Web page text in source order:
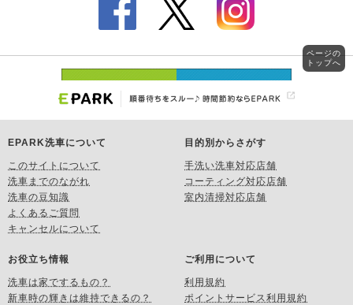
EPARK洗車について
このサイトについて
洗車までのながれ
洗車の豆知識
よくあるご質問
キャンセルについて
目的別からさがす
手洗い洗車対応店舗
コーティング対応店舗
室内清掃対応店舗
お役立ち情報
洗車は家でするもの？
新車時の輝きは維持できるの？
ご利用について
利用規約
ポイントサービス利用規約
ページの
トップへ